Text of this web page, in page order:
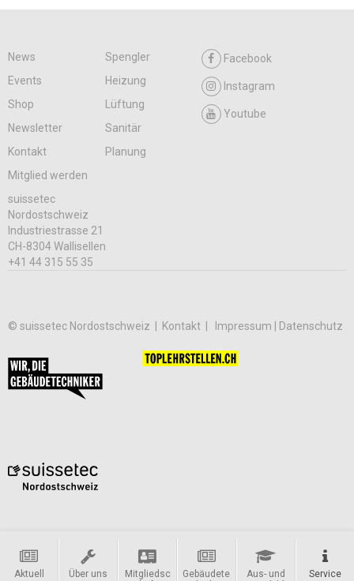
News
Spengler
Events
Heizung
Shop
Lüftung
Newsletter
Sanitär
Kontakt
Planung
Mitglied werden
Facebook
Instagram
Youtube
suissetec
Nordostschweiz
Industriestrasse 21
CH-8304 Wallisellen
+41 44 315 55 35
© suissetec Nordostschweiz | Kontakt Impressum | Datenschutz
Aktuell Über uns
Mitgliedsc
Gebäudete
Aus- und
Service